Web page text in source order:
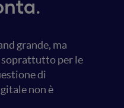
grande, ma
soprattutto per le
di
non è